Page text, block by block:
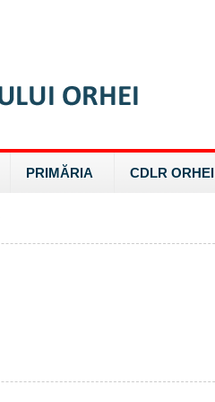
PRIMĂRIA CDLR ORHEI